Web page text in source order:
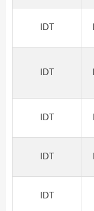
IDT
IDT
IDT
IDT
IDT